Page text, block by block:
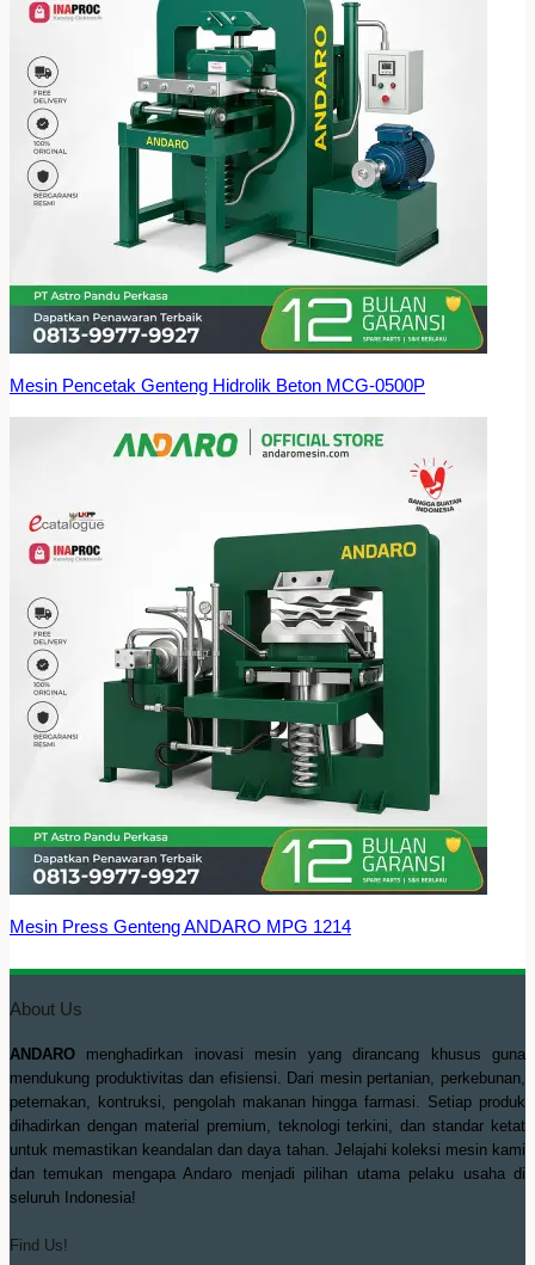
Mesin Pencetak Genteng Hidrolik Beton MCG-0500P
Mesin Press Genteng ANDARO MPG 1214
About Us
ANDARO menghadirkan inovasi mesin yang dirancang khusus guna
mendukung produktivitas dan efisiensi. Dari mesin pertanian, perkebunan,
peternakan, kontruksi, pengolah makanan hingga farmasi. Setiap produk
dihadirkan dengan material premium, teknologi terkini, dan standar ketat
untuk memastikan keandalan dan daya tahan. Jelajahi koleksi mesin kami
dan temukan mengapa Andaro menjadi pilihan utama pelaku usaha di
seluruh Indonesia!
Find Us!